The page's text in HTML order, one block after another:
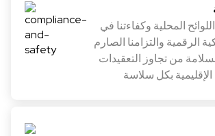
المحلية وكفاءتنا في
الرقمية والتزامنا الصارم
من تجاوز التعقيدات